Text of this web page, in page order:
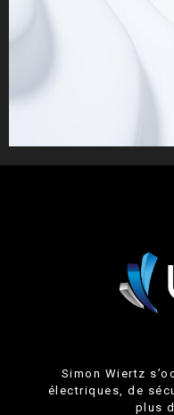
Simon Wiertz
électriques, de
plus